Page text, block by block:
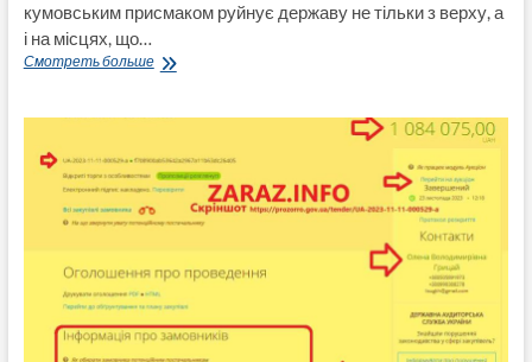
кумовським присмаком руйнує державу не тільки з верху, а
і на місцях, що…
Смотреть большеЯк
з
владної
вертикалі
Зеленського
медично-
кадровий
Луганщини